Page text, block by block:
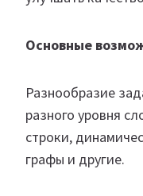
Основные
Разнообразие
разного уровня
строки,
графы и другие.